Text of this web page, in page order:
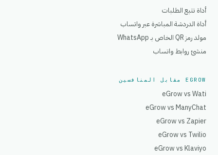
أداة تتبع الطلبات
أداة الدردشة المباشرة عبر واتساب
مولد رمز QR الخاص بـ WhatsApp
منشئ روابط واتساب
EGROW مقابل المنافسين
eGrow vs Wati
eGrow vs ManyChat
eGrow vs Zapier
eGrow vs Twilio
eGrow vs Klaviyo